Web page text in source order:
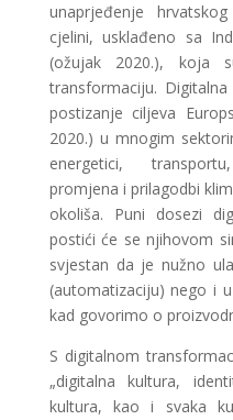
unaprjeđenje
cjelini, usklađeno sa
(ožujak 2020.), koja
transformaciju.
postizanje ciljeva
2020.) u mnogim
energetici,
promjena i prilagodbi
okoliša. Puni dosezi
postići će se njihovom
svjestan da je nužno
(automatizaciju) nego i
kad govorimo o
S digitalnom
„digitalna kultura,
kultura, kao i svaka